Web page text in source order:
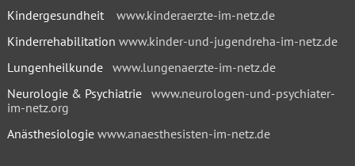
Kindergesundheit www.kinderaerzte-im-netz.de
Kinderrehabilitation www.kinder-und-jugendreha-im-netz.de
Lungenheilkunde www.lungenaerzte-im-netz.de
Neurologie & Psychiatrie www.neurologen-und-psychiater-
im-netz.org
Anästhesiologie www.anaesthesisten-im-netz.de